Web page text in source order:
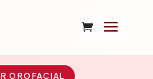
OROFACIAL